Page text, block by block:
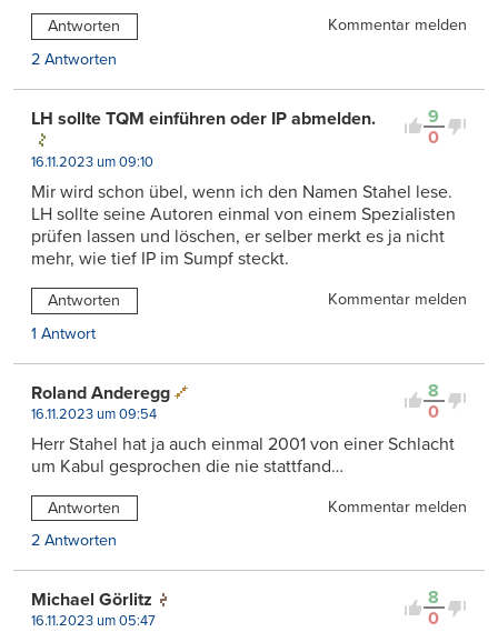
Antworten
Kommentar melden
2 Antworten
9
0
LH sollte TQM einführen oder IP abmelden.
16.11.2023 um 09:10
Mir wird schon übel, wenn ich den Namen Stahel lese.
LH sollte seine Autoren einmal von einem Spezialisten
prüfen lassen und löschen, er selber merkt es ja nicht
mehr, wie tief IP im Sumpf steckt.
Antworten
Kommentar melden
1 Antwort
8
0
Roland Anderegg
16.11.2023 um 09:54
Herr Stahel hat ja auch einmal 2001 von einer Schlacht
um Kabul gesprochen die nie stattfand…
Antworten
Kommentar melden
2 Antworten
8
0
Michael Görlitz
16.11.2023 um 05:47